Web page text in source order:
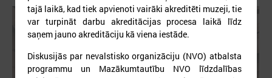
tajā laikā, kad tiek apvienoti vairāki akreditēti muzeji, tie
var turpināt darbu akreditācijas procesa laikā līdz
saņem jauno akreditāciju kā viena iestāde.
Diskusijās par nevalstisko organizāciju (NVO) atbalsta
programmu un Mazākumtautību NVO līdzdalības